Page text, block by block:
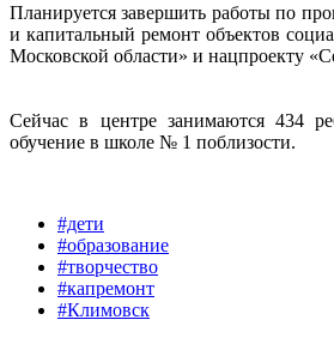
Планируется завершить работы по
и капитальный ремонт объектов
Московской области» и нацпроекту
Сейчас в центре занимаются 434
обучение в школе № 1 поблизости.
#дети
#образование
#творчество
#капремонт
#Климовск